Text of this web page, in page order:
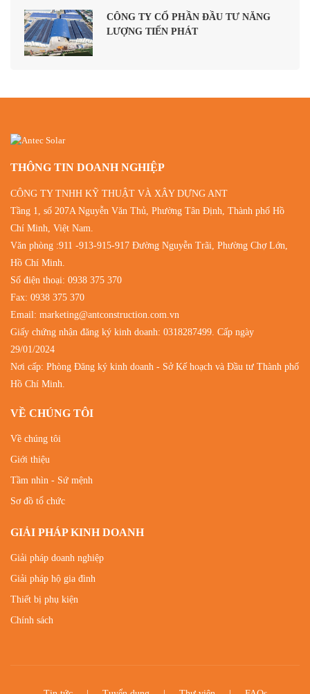
CÔNG TY CỔ PHẦN ĐẦU TƯ NĂNG
LƯỢNG TIẾN PHÁT
THÔNG TIN DOANH NGHIỆP
CÔNG TY TNHH KỸ THUẬT VÀ XÂY DỰNG ANT
Tầng 1, số 207A Nguyễn Văn Thủ, Phường Tân Định, Thành phố Hồ
Chí Minh, Việt Nam.
Văn phòng :911 -913-915-917 Đường Nguyễn Trãi, Phường Chợ Lớn,
Hồ Chí Minh.
Số điện thoại: 0938 375 370
Fax: 0938 375 370
Email: marketing@antconstruction.com.vn
Giấy chứng nhận đăng ký kinh doanh: 0318287499. Cấp ngày
29/01/2024
Nơi cấp: Phòng Đăng ký kinh doanh - Sở Kế hoạch và Đầu tư Thành phố
Hồ Chí Minh.
VỀ CHÚNG TÔI
Về chúng tôi
Giới thiệu
Tầm nhìn - Sứ mệnh
Sơ đồ tổ chức
GIẢI PHÁP KINH DOANH
Giải pháp doanh nghiệp
Giải pháp hộ gia đình
Thiết bị phụ kiện
Chính sách